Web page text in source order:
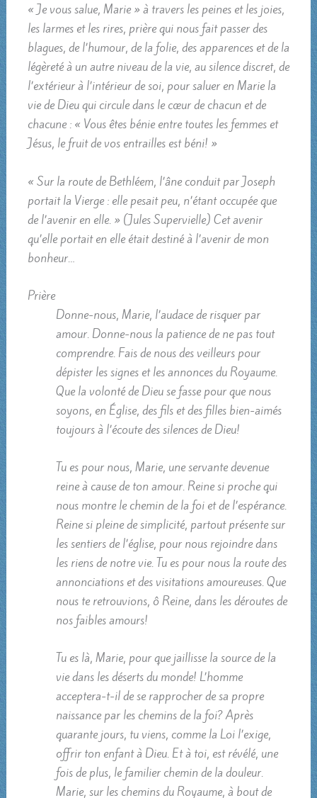
« Je vous salue, Marie » à travers les peines et les joies,
les larmes et les rires, prière qui nous fait passer des
blagues, de l’humour, de la folie, des apparences et de la
légèreté à un autre niveau de la vie, au silence discret, de
l’extérieur à l’intérieur de soi, pour saluer en Marie la
vie de Dieu qui circule dans le cœur de chacun et de
chacune : « Vous êtes bénie entre toutes les femmes et
Jésus, le fruit de vos entrailles est béni! »
« Sur la route de Bethléem, l’âne conduit par Joseph
portait la Vierge : elle pesait peu, n’étant occupée que
de l’avenir en elle. » (Jules Supervielle) Cet avenir
qu’elle portait en elle était destiné à l’avenir de mon
bonheur…
Prière
Donne-nous, Marie, l’audace de risquer par
amour. Donne-nous la patience de ne pas tout
comprendre. Fais de nous des veilleurs pour
dépister les signes et les annonces du Royaume.
Que la volonté de Dieu se fasse pour que nous
soyons, en Église, des fils et des filles bien-aimés
toujours à l’écoute des silences de Dieu!
Tu es pour nous, Marie, une servante devenue
reine à cause de ton amour. Reine si proche qui
nous montre le chemin de la foi et de l’espérance.
Reine si pleine de simplicité, partout présente sur
les sentiers de l’église, pour nous rejoindre dans
les riens de notre vie. Tu es pour nous la route des
annonciations et des visitations amoureuses. Que
nous te retrouvions, ô Reine, dans les déroutes de
nos faibles amours!
Tu es là, Marie, pour que jaillisse la source de la
vie dans les déserts du monde! L’homme
acceptera-t-il de se rapprocher de sa propre
naissance par les chemins de la foi? Après
quarante jours, tu viens, comme la Loi l’exige,
offrir ton enfant à Dieu. Et à toi, est révélé, une
fois de plus, le familier chemin de la douleur.
Marie, sur les chemins du Royaume, à bout de